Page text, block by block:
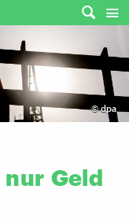
©dpa
nur Geld